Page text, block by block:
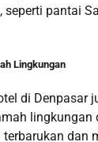
pantai
Lingkungan
di Denpasar
lingkungan
dan